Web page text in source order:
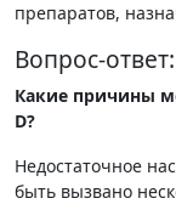
препаратов,
Вопрос-ответ:
Какие причины
D?
Недостаточное
быть вызвано